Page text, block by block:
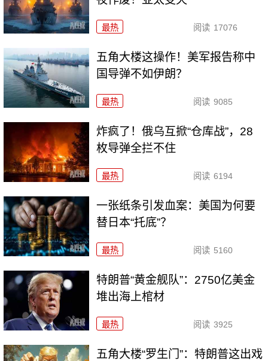
最热 阅读 17076
五角大楼这操作！美军报告称中
国导弹不如伊朗？
最热 阅读 9085
炸疯了！俄乌互掀“仓库战”，28
枚导弹全拦不住
最热 阅读 6194
一张纸条引发血案：美国为何要
替日本“托底”？
最热 阅读 5160
特朗普“黄金舰队”：2750亿美金
堆出海上棺材
最热 阅读 3925
五角大楼“罗生门”：特朗普这出戏